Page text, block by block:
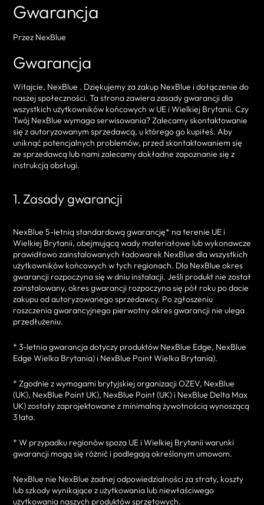
Gwarancja
Przez NexBlue
Gwarancja
Witajcie, NexBlue . Dziękujemy za zakup NexBlue i dołączenie do
naszej społeczności. Ta strona zawiera zasady gwarancji dla
wszystkich użytkowników końcowych w UE i Wielkiej Brytanii. Czy
Twój NexBlue wymaga serwisowania? Zalecamy skontaktowanie
się z autoryzowanym sprzedawcą, u którego go kupiłeś. Aby
uniknąć potencjalnych problemów, przed skontaktowaniem się
ze sprzedawcą lub nami zalecamy dokładne zapoznanie się z
instrukcją obsługi.
1. Zasady gwarancji
NexBlue 5-letnią standardową gwarancję* na terenie UE i
Wielkiej Brytanii, obejmującą wady materiałowe lub wykonawcze
prawidłowo zainstalowanych ładowarek NexBlue dla wszystkich
użytkowników końcowych w tych regionach. Dla NexBlue okres
gwarancji rozpoczyna się w dniu instalacji. Jeśli produkt nie został
zainstalowany, okres gwarancji rozpoczyna się pół roku po dacie
zakupu od autoryzowanego sprzedawcy. Po zgłoszeniu
roszczenia gwarancyjnego pierwotny okres gwarancji nie ulega
przedłużeniu.
* 3-letnia gwarancja dotyczy produktów NexBlue Edge, NexBlue
Edge Wielka Brytania) i NexBlue Point Wielka Brytania).
* Zgodnie z wymogami brytyjskiej organizacji OZEV, NexBlue
(UK), NexBlue Point UK), NexBlue Point (UK) i NexBlue Delta Max
UK) zostały zaprojektowane z minimalną żywotnością wynoszącą
3 lata.
* W przypadku regionów spoza UE i Wielkiej Brytanii warunki
gwarancji mogą się różnić i podlegają określonym umowom.
NexBlue nie NexBlue żadnej odpowiedzialności za straty, koszty
lub szkody wynikające z użytkowania lub niewłaściwego
użytkowania naszych produktów sprzętowych.